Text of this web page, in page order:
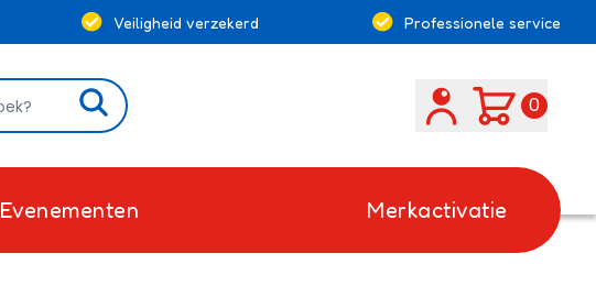
Veiligheid verzekerd Professionele service
Search 0
Evenementen Merkactivatie